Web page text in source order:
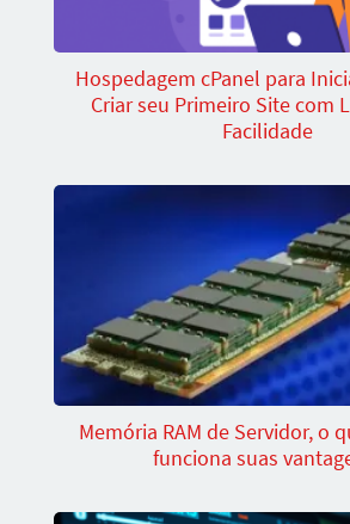
Hospedagem cPanel para
Criar seu Primeiro Site com
Facilidade
Memória RAM de Servidor, o
funciona suas